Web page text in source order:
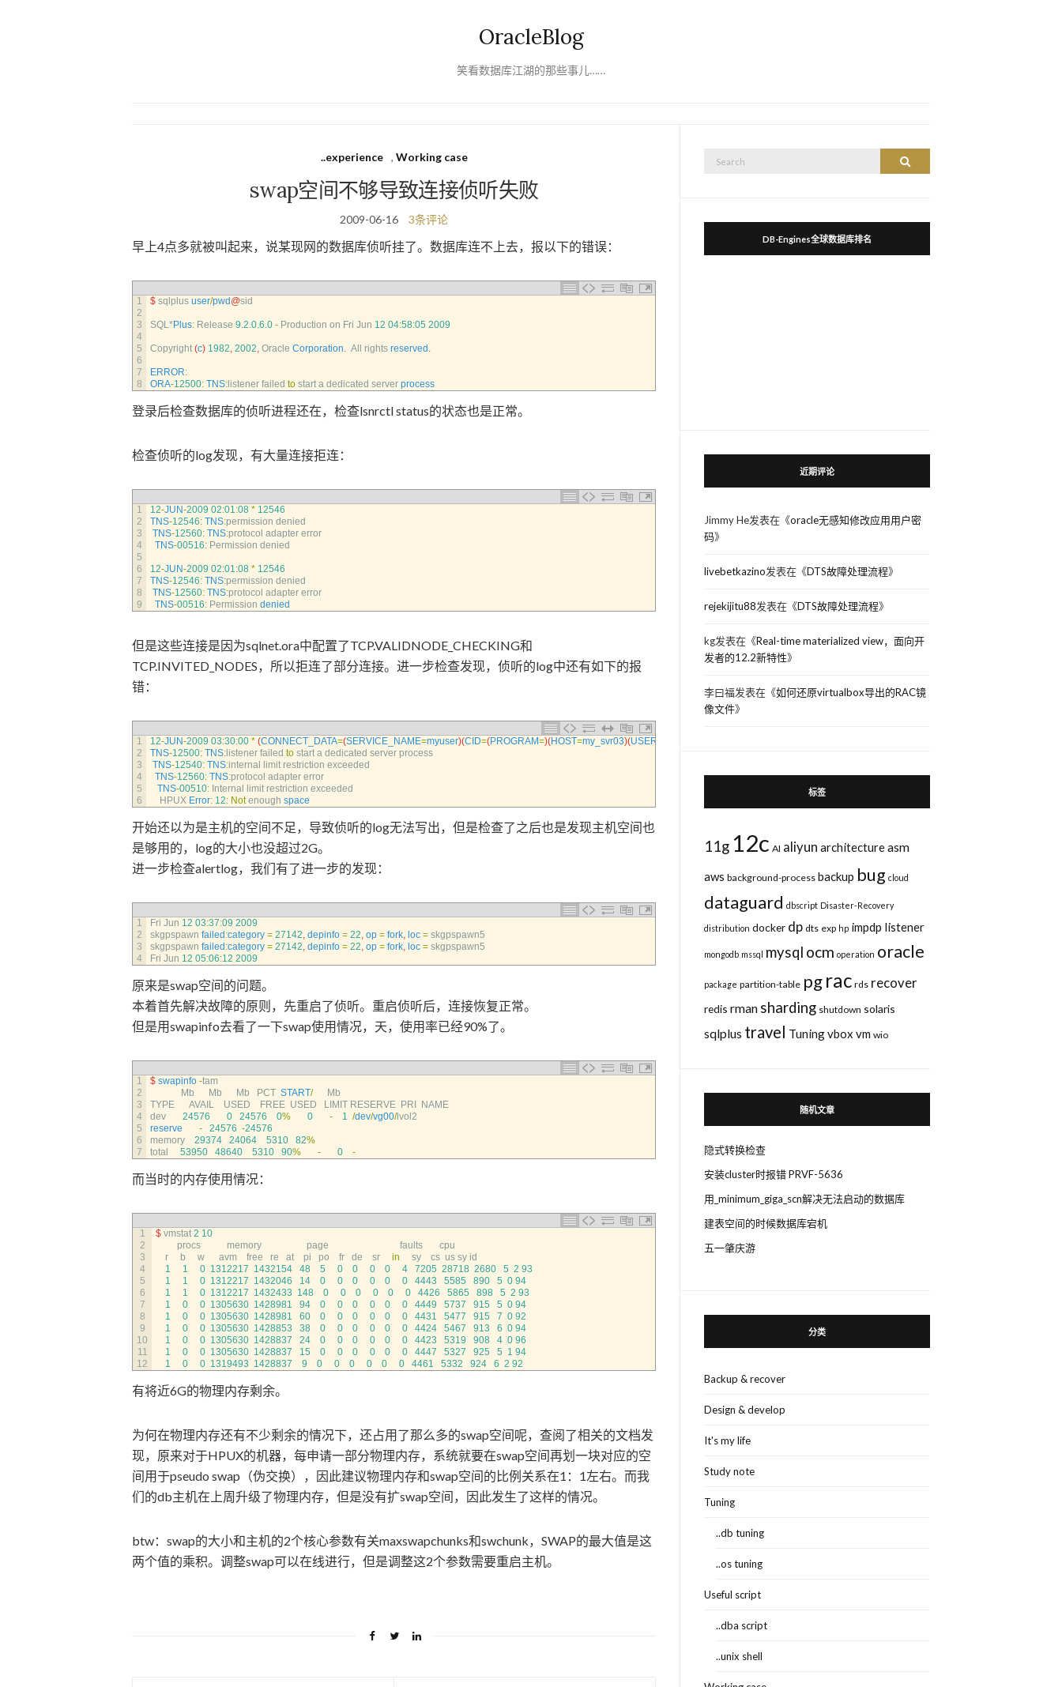
OracleBlog
笑看数据库江湖的那些事儿……
..experience , Working case
swap空间不够导致连接侦听失败
2009-06-16 3条评论
早上4点多就被叫起来，说某现网的数据库侦听挂了。数据库连不上去，报以下的错误：
1
2
3
4
5
6
7
8
$ sqlplus user/pwd @sid
SQL*Plus: Release 9.2.0.6.0 - Production on Fri Jun 12 04:58:05 2009
Copyright (c) 1982, 2002, Oracle Corporation. All rights reserved .
ERROR:
ORA-12500: TNS: listener failed to start a dedicated server process
登录后检查数据库的侦听进程还在，检查lsnrctl status的状态也是正常。
检查侦听的log发现，有大量连接拒连：
1
2
3
4
5
6
7
8
9
12-JUN-2009 02:01:08 * 12546
TNS-12546: TNS:permission denied
TNS-12560: TNS:protocol adapter error
TNS-00516: Permission denied
12-JUN-2009 02:01:08 * 12546
TNS-12546: TNS:permission denied
TNS-12560: TNS:protocol adapter error
TNS-00516: Permission denied
但是这些连接是因为sqlnet.ora中配置了TCP.VALIDNODE_CHECKING和
TCP.INVITED_NODES，所以拒连了部分连接。进一步检查发现，侦听的log中还有如下的报
错：
1
2
3
4
5
6
12-JUN-2009 03:30:00 * (CONNECT_DATA=(SERVICE_NAME=myuser)(CID=(PROGRAM=)(HOST=my_svr03)(USER
TNS-12500: TNS: listener failed to start a dedicated server process
TNS-12540: TNS:internal limit restriction exceeded
TNS-12560: TNS:protocol adapter error
TNS-00510: Internal limit restriction exceeded
HPUX Error: 12: Not enough space
开始还以为是主机的空间不足，导致侦听的log无法写出，但是检查了之后也是发现主机空间也
是够用的，log的大小也没超过2G。
进一步检查alertlog，我们有了进一步的发现：
1
2
3
4
Fri Jun 12 03:37:09 2009
skgpspawn failed :category = 27142, depinfo = 22, op = fork, loc = skgpspawn5
skgpspawn failed :category = 27142, depinfo = 22, op = fork, loc = skgpspawn5
Fri Jun 12 05:06:12 2009
原来是swap空间的问题。
本着首先解决故障的原则，先重启了侦听。重启侦听后，连接恢复正常。
但是用swapinfo去看了一下swap使用情况，天，使用率已经90%了。
1
2
3
4
5
6
7
$ swapinfo -tam
Mb
Mb Mb PCT START/
Mb
TYPE AVAIL USED FREE USED LIMIT RESERVE PRI
NAME
dev
24576 0 24576 0% 0 - 1 /dev/vg00/lvol2
reserve
- 24576 -24576
memory
29374 24064 5310 82%
total
53950 48640 5310 90% - 0 -
而当时的内存使用情况：
1
2
3
4
5
6
7
8
9
10
11
12
$ vmstat 2 10
procs memory page faults cpu
r
b w avm free re at pi po fr de sr in sy cs us sy id
1
1 0 1312217 1432154 48 5 0 0 0 0 4 7205 28718 2680 5 2 93
1
1 0 1312217 1432046 14 0 0 0 0 0 0 4443 5585 890 5 0 94
1
1 0 1312217 1432433 148 0 0 0 0 0 0 4426 5865 898 5 2 93
1
0 0 1305630 1428981 94 0 0 0 0 0 0 4449 5737 915 5 0 94
1
0 0 1305630 1428981 60 0 0 0 0 0 0 4431 5477 915 7 0 92
1
0 0 1305630 1428853 38 0 0 0 0 0 0 4424 5467 913 6 0 94
1
0 0 1305630 1428837 24 0 0 0 0 0 0 4423 5319 908 4 0 96
1
0 0 1305630 1428837 15 0 0 0 0 0 0 4447 5327 925 5 1 94
1
0 0 1319493 1428837 9 0 0 0 0 0 0 4461 5332 924 6 2 92
有将近6G的物理内存剩余。
为何在物理内存还有不少剩余的情况下，还占用了那么多的swap空间呢，查阅了相关的文档发
现，原来对于HPUX的机器，每申请一部分物理内存，系统就要在swap空间再划一块对应的空
间用于pseudo swap（伪交换），因此建议物理内存和swap空间的比例关系在1：1左右。而我
们的db主机在上周升级了物理内存，但是没有扩swap空间，因此发生了这样的情况。
btw：swap的大小和主机的2个核心参数有关maxswapchunks和swchunk，SWAP的最大值是这
两个值的乘积。调整swap可以在线进行，但是调整这2个参数需要重启主机。
Search
DB-Engines全球数据库排名
近期评论
Jimmy He发表在《oracle无感知修改应用用户密
码》
livebetkazino发表在《DTS故障处理流程》
rejekijitu88发表在《DTS故障处理流程》
kg发表在《Real-time materialized view，面向开
发者的12.2新特性》
李曰福发表在《如何还原virtualbox导出的RAC镜
像文件》
标签
11g 12c AI aliyun architectureasm
aws background-process backup bug cloud
dataguard dbscript Disaster-Recovery
distribution docker dp dts exp hp impdp listener
mongodb mssql mysql ocm operation oracle
package partition-table pgrac rds recover
redis rman sharding shutdown solaris
sqlplus travel Tuningvbox vm wio
随机文章
隐式转换检查
安装cluster时报错 PRVF-5636
用_minimum_giga_scn解决无法启动的数据库
建表空间的时候数据库宕机
五一肇庆游
分类
Backup & recover
Design & develop
It's my life
Study note
Tuning
..db tuning
..os tuning
Useful script
..dba script
..unix shell